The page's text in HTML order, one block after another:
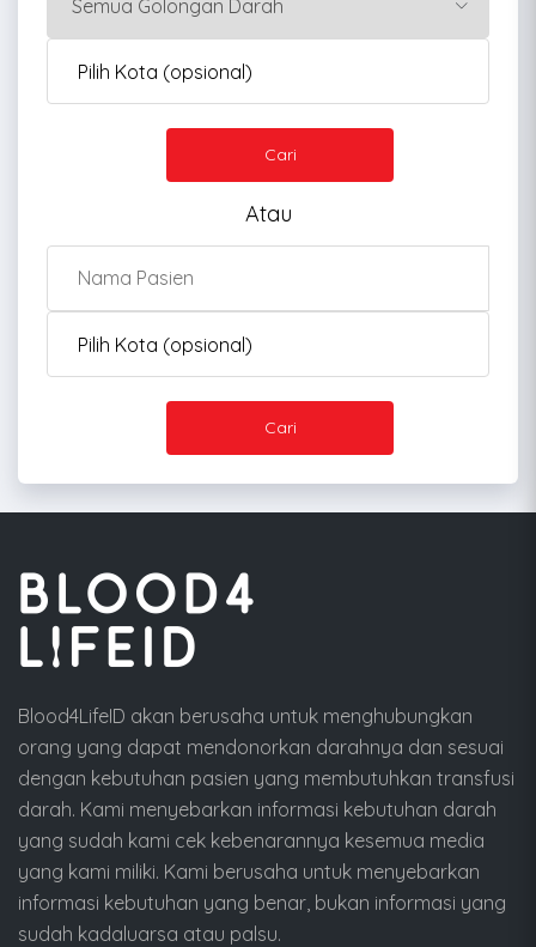
Cari
Atau
Cari
Blood4LifeID akan berusaha untuk menghubungkan
orang yang dapat mendonorkan darahnya dan sesuai
dengan kebutuhan pasien yang membutuhkan transfusi
darah. Kami menyebarkan informasi kebutuhan darah
yang sudah kami cek kebenarannya kesemua media
yang kami miliki. Kami berusaha untuk menyebarkan
informasi kebutuhan yang benar, bukan informasi yang
sudah kadaluarsa atau palsu.